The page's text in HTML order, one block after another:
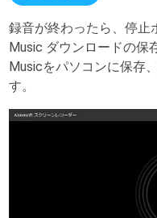
録音が終わったら、停止
Music ダウンロードの保
Musicをパソコンに保存
す。